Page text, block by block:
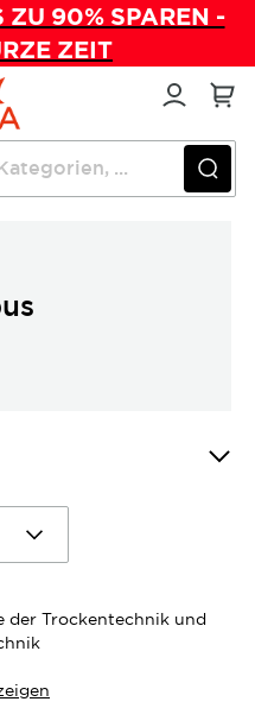
ZU 90% SPAREN -
ZEIT
und Präparatewagen
der Trockentechnik und